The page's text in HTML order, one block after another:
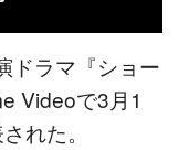
ドラマ『ショー
Videoで3月1
れた。